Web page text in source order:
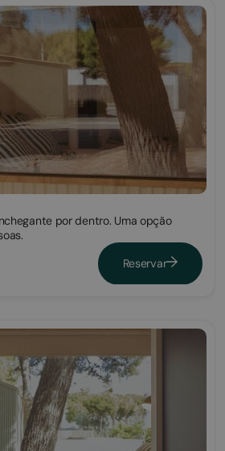
por dentro. Uma opção
Reservar